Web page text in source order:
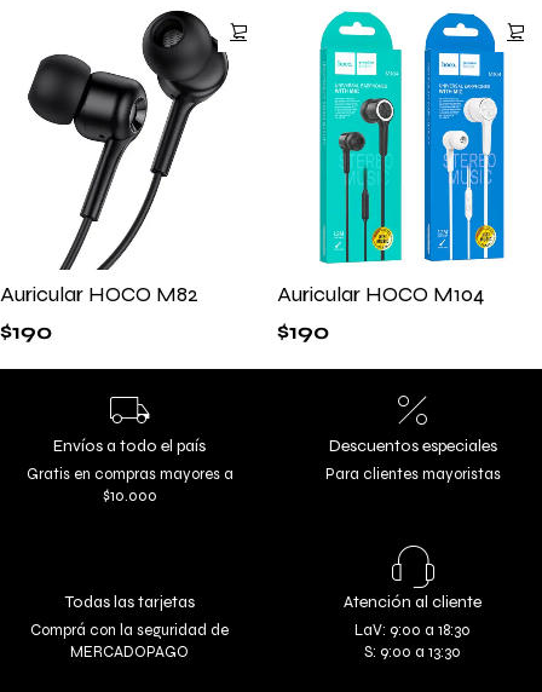
Auricular HOCO M82
$190
Auricular HOCO M104
$190
Envíos a todo el país
Gratis en compras mayores a
$10.000
Descuentos especiales
Para clientes mayoristas
Todas las tarjetas
Comprá con la seguridad de
MERCADOPAGO
Atención al cliente
LaV: 9:00 a 18:30
S: 9:00 a 13:30